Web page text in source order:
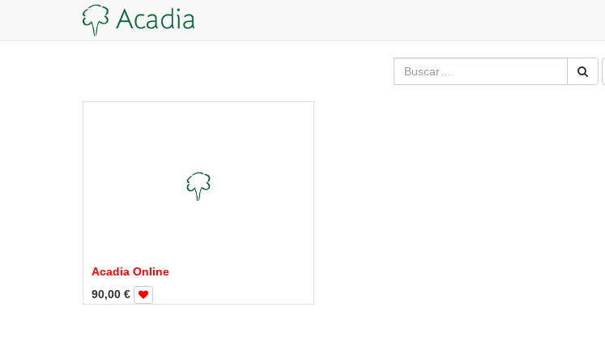
Acadia Online
90,00 €